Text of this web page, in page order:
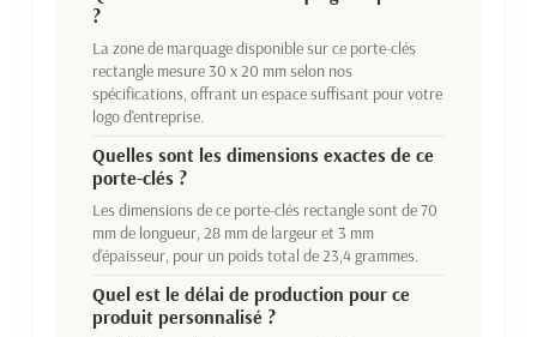
?
La zone de marquage disponible sur ce porte-clés
rectangle mesure 30 x 20 mm selon nos
spécifications, offrant un espace suffisant pour votre
logo d'entreprise.
Quelles sont les dimensions exactes de ce
porte-clés ?
Les dimensions de ce porte-clés rectangle sont de 70
mm de longueur, 28 mm de largeur et 3 mm
d'épaisseur, pour un poids total de 23,4 grammes.
Quel est le délai de production pour ce
produit personnalisé ?